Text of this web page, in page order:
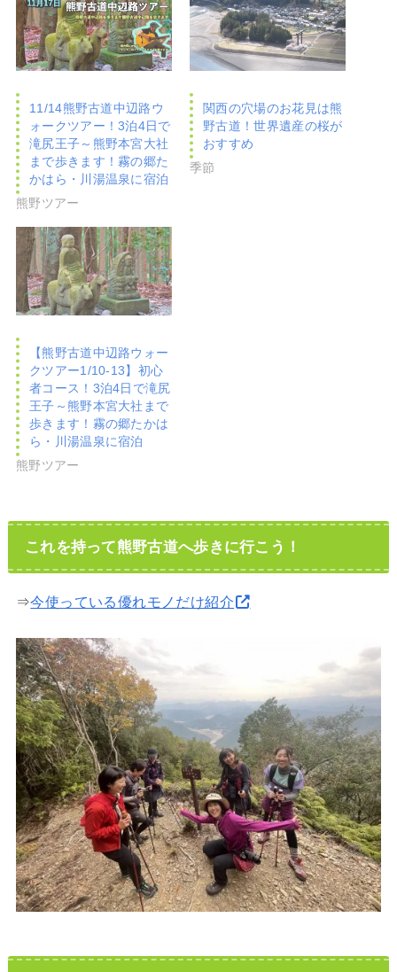
11/14熊野古道中辺路ウ
ォークツアー！3泊4日で
滝尻王子～熊野本宮大社
まで歩きます！霧の郷た
かはら・川湯温泉に宿泊
熊野ツアー
関西の穴場のお花見は熊
野古道！世界遺産の桜が
おすすめ
季節
【熊野古道中辺路ウォー
クツアー1/10-13】初心
者コース！3泊4日で滝尻
王子～熊野本宮大社まで
歩きます！霧の郷たかは
ら・川湯温泉に宿泊
熊野ツアー
これを持って熊野古道へ歩きに行こう！
⇒今使っている優れモノだけ紹介